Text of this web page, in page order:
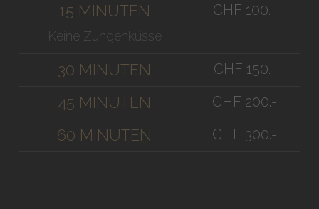
15 MINUTEN
Keine Zungenküsse
CHF 100.-
30 MINUTEN CHF 150.-
45 MINUTEN CHF 200.-
60 MINUTEN CHF 300.-